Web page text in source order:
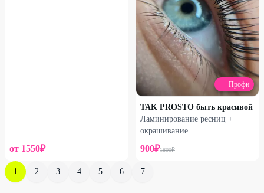
от 1550₽
Профи
TAK PROSTO быть красивой
Ламинирование ресниц +
окрашивание
900₽1800₽
1 2 3 4 5 6 7